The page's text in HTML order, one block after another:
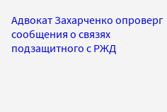
Адвокат Захарченко опроверг
сообщения о связях
подзащитного с РЖД